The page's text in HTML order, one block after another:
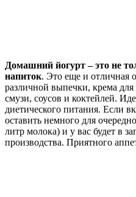
Домашний йогурт – это не
напиток. Это еще и отличная
различной выпечки, крема для
смузи, соусов и коктейлей.
диетического питания. Если
оставить немного для
литр молока) и у вас будет в
производства. Приятного